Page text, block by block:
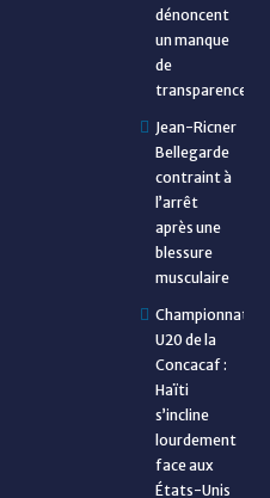
dénoncent
un manque
de
transparence
Jean-Ricner
Bellegarde
contraint à
l’arrêt
après une
blessure
musculaire
Championnat
U20 de la
Concacaf :
Haïti
s’incline
lourdement
face aux
États-Unis